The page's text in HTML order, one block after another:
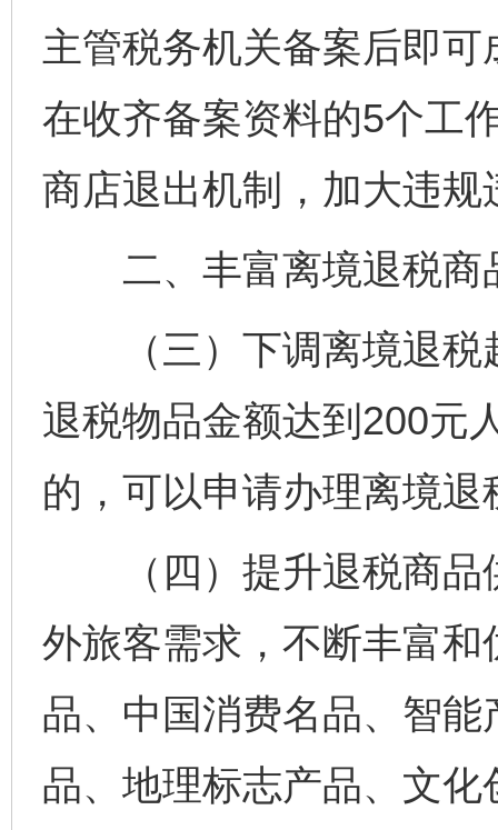
主管税务机关备案后即
在收齐备案资料的5个工
商店退出机制，加大违
二、丰富离境退税商
（三）下调离境退税
退税物品金额达到200元
的，可以申请办理离境退
（四）提升退税商品
外旅客需求，不断丰富
品、中国消费名品、智
品、地理标志产品、文